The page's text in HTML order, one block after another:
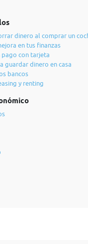
dinero al comprar un
en tus finanzas
pago con tarjeta
guardar dinero en casa
bancos
y renting